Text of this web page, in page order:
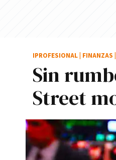
Sin
Street
IPROFESIONAL FINANZAS